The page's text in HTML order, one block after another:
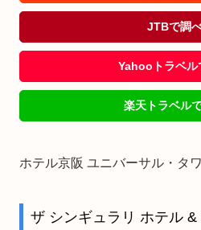
JTBで調
Yahooトラベル
楽天トラベル
ホテル京阪 ユニバーサル・タ
ザ シンギュラリ ホテル &